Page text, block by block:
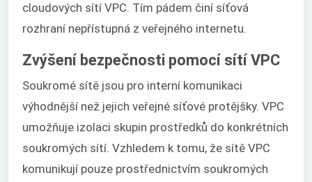
cloudových sítí VPC. Tím pádem činí síťová
rozhraní nepřístupná z veřejného internetu.
Zvýšení bezpečnosti pomocí sítí VPC
Soukromé sítě jsou pro interní komunikaci
výhodnější než jejich veřejné síťové protějšky. VPC
umožňuje izolaci skupin prostředků do konkrétních
soukromých sítí. Vzhledem k tomu, že sítě VPC
komunikují pouze prostřednictvím soukromých